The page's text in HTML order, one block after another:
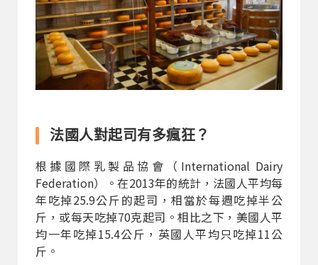
法國人對起司有多瘋狂？
根據國際乳製品協會（International Dairy
Federation）。在2013年的統計，法國人平均每
年吃掉25.9公斤的起司，相當於每週吃掉半公
斤，或每天吃掉70克起司。相比之下，美國人平
均一年吃掉15.4公斤，英國人平均只吃掉11公
斤。